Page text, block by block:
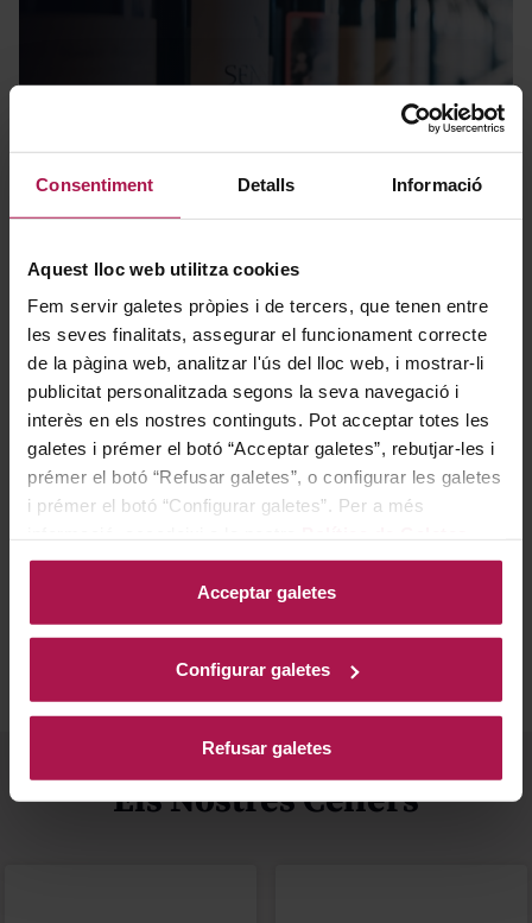
Consentiment Detalls Informació
Aquest lloc web utilitza cookies
Fem servir galetes pròpies i de tercers, que tenen entre
les seves finalitats, assegurar el funcionament correcte
de la pàgina web, analitzar l'ús del lloc web, i mostrar-li
publicitat personalitzada segons la seva navegació i
interès en els nostres continguts. Pot acceptar totes les
galetes i prémer el botó “Acceptar galetes”, rebutjar-les i
prémer el botó “Refusar galetes”, o configurar les galetes
i prémer el botó “Configurar galetes”. Per a més
Acceptar galetes
Configurar galetes
Refusar galetes
Novetats
Packs regal
Millor valorats Blog
Els Nostres Cellers